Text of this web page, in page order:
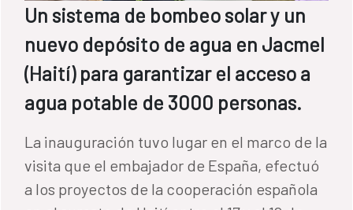
a conseguir un galoncito de agua para el
consumo del día, porque si íbamos tarde ya
no había”, explica Blanca Estela López,
beneficiaria del proyecto. La búsqueda por
el agua marcó las vidas de todas y todos en
la comunidad. Mujeres como Morelia Tos
recuerdan que, desde niña, una de sus
principales tareas era conseguir agua para
Un sistema de bombeo solar y un
nuevo depósito de agua en Jacmel
(Haití) para garantizar el acceso a
agua potable de 3000 personas.
La inauguración tuvo lugar en el marco de la
visita que el embajador de España, efectuó
a los proyectos de la cooperación española